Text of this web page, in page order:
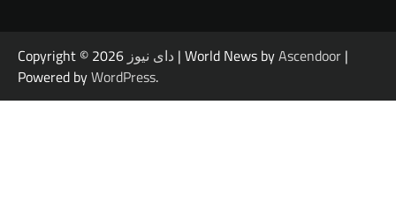
Copyright © 2026 دای نیوز | World News byAscendoor |
Powered byWordPress.